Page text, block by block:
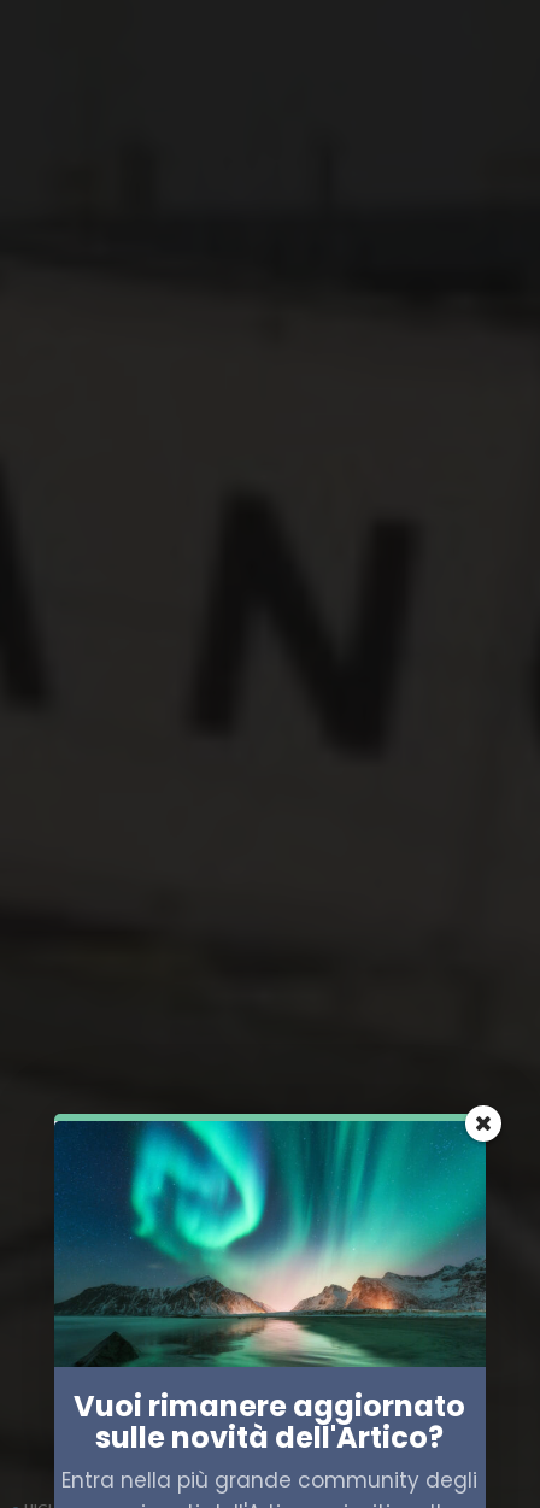
Vuoi rimanere aggiornato
sulle novità dell'Artico?
Entra nella più grande community degli